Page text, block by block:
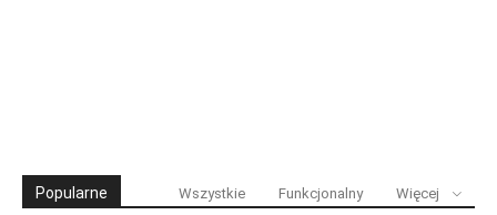
Popularne Wszystkie Funkcjonalny Więcej